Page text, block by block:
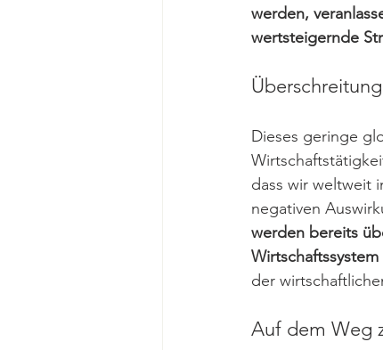
werden,
wertsteigernde
Dieses geringe
dass wir weltweit
negativen
werden bereits
der
Auf dem Weg